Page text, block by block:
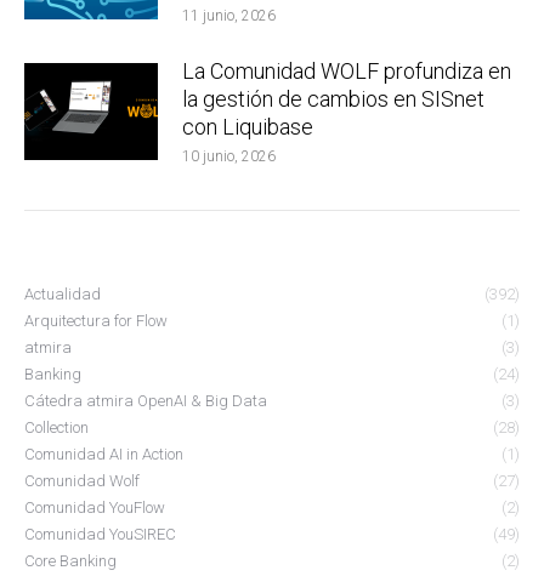
11 junio, 2026
La Comunidad WOLF profundiza en
la gestión de cambios en SISnet
con Liquibase
10 junio, 2026
Actualidad
(392)
Arquitectura for Flow
(1)
atmira
(3)
Banking
(24)
Cátedra atmira OpenAI & Big Data
(3)
Collection
(28)
Comunidad AI in Action
(1)
Comunidad Wolf
(27)
Comunidad YouFlow
(2)
Comunidad YouSIREC
(49)
Core Banking
(2)